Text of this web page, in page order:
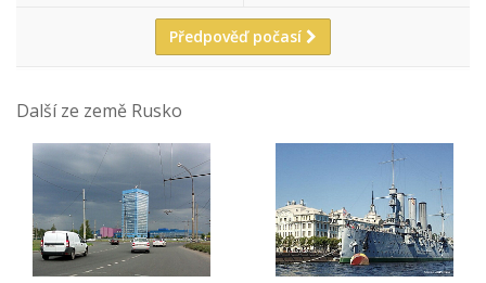
Předpověď počasí
Další ze země Rusko